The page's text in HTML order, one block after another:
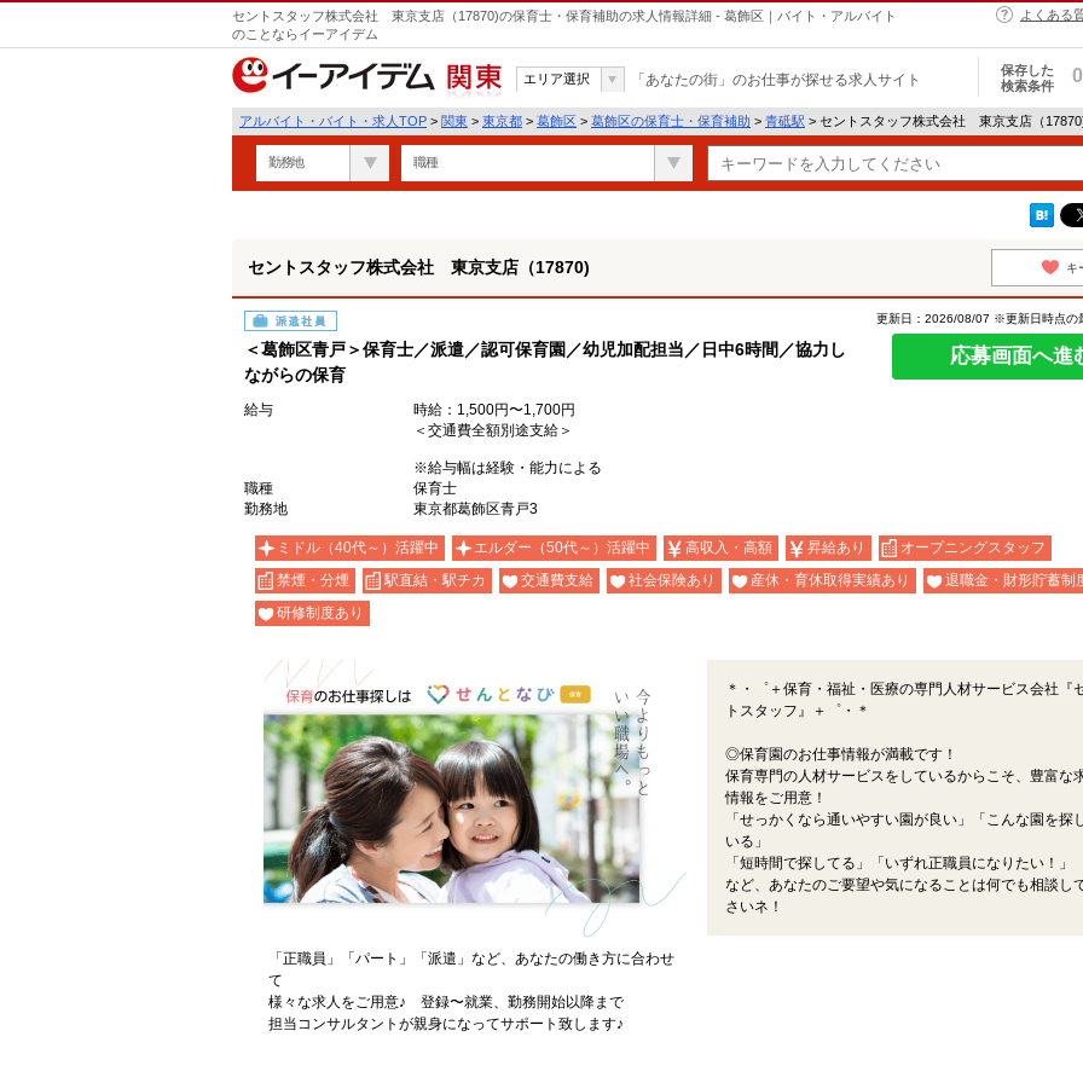
セントスタッフ株式会社 東京支店（17870)の保育士・保育補助の求人情報詳細 - 葛飾区｜バイト・アルバイト
のことならイーアイデム
よくある
関東
エリア選択 「あなたの街」のお仕事が探せる求人サイト
保存した
検索条件
0
アルバイト・バイト・求人TOP > 関東 > 東京都 > 葛飾区 > 葛飾区の保育士・保育補助 > 青砥駅 > セントスタッフ株式会社 東京支店（
勤務地 職種
セントスタッフ株式会社 東京支店（17870) キ
派遣社員
＜葛飾区青戸＞保育士／派遣／認可保育園／幼児加配担当／日中6時間／協力し
ながらの保育
更新日：2026/08/07 ※更新日時点の
応募画面へ進
給与
時給：1,500円〜1,700円
＜交通費全額別途支給＞
※給与幅は経験・能力による
職種
保育士
勤務地
東京都葛飾区青戸3
ミドル（40代～）活躍中 エルダー（50代～）活躍中 高収入・高額 昇給あり
オープニングスタッフ
禁煙・分煙
駅直結・駅チカ 交通費支給 社会保険あり 産休・育休取得実績あり
退職金・財形貯蓄制
研修制度あり
「正職員」「パート」「派遣」など、あなたの働き方に合わせ
て
様々な求人をご用意♪ 登録〜就業、勤務開始以降まで
担当コンサルタントが親身になってサポート致します♪
＊・゜＋保育・福祉・医療の専門人材サービス会社『
トスタッフ』＋゜・＊
◎保育園のお仕事情報が満載です！
保育専門の人材サービスをしているからこそ、豊富な
情報をご用意！
「せっかくなら通いやすい園が良い」「こんな園を探
いる」
「短時間で探してる」「いずれ正職員になりたい！」
など、あなたのご要望や気になることは何でも相談し
さいネ！